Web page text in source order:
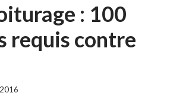
: 100
requis contre